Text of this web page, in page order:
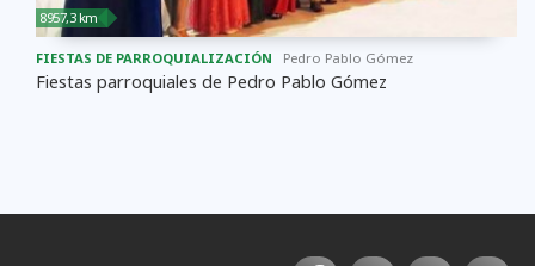
8957,3 km
FIESTAS DE PARROQUIALIZACIÓN Pedro Pablo Gómez
Fiestas parroquiales de Pedro Pablo Gómez